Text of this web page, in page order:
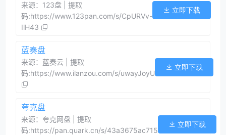
来源：123盘 | 提取
码:https://www.123pan.com/s/CpURVv-
IlH43
立即下载
蓝奏盘
来源：蓝奏云 | 提取
码:https://www.ilanzou.com/s/uwayJoyU
立即下载
夸克盘
来源：夸克网盘 | 提取
码:https://pan.quark.cn/s/43a3675ac715
立即下载